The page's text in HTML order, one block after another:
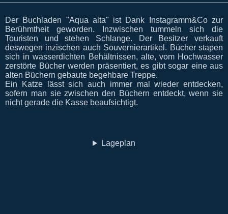
Der Buchladen "Aqua alta" ist Dank Instagramm&Co zur
Berühmtheit geworden. Inzwischen tummeln sich die
Touristen und stehen Schlange. Der Besitzer verkauft
deswegen inzischen auch Souvernierartikel. Bücher stapen
sich in wasserdichten Behältnissen, alte, vom Hochwasser
zerstörte Bücher werden präsentiert, es gibt sogar eine aus
alten Büchern gebaute begehbare Treppe.
Ein Katze lässt sich auch immer mal wieder entdecken,
sofern man sie zwischen den Büchern entdeckt, wenn sie
nicht gerade die Kasse beaufsichtigt.
Lageplan